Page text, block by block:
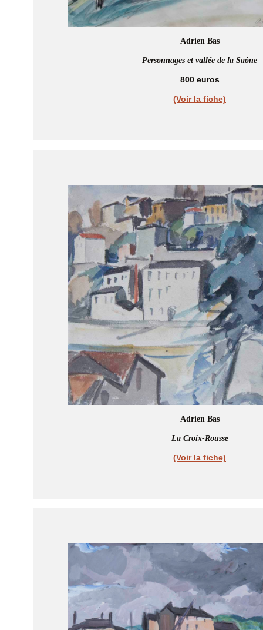
Adrien Bas
Personnages et vallée de la Saône
800 euros
(Voir la fiche)
Adrien Bas
La Croix-Rousse
(Voir la fiche)